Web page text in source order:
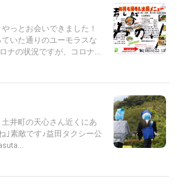
っとお会いできました！
いた通りのユーモラスな
ナの状況ですが、コロナ...
井町の天心さん近くにあ
｣素敵です♪益田タクシー公